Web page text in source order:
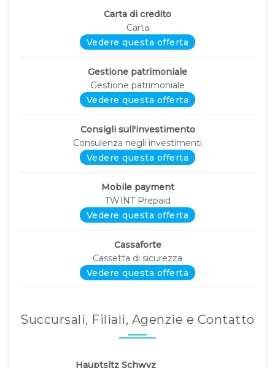
Carta di credito
Carta
Vedere questa offerta
Gestione patrimoniale
Gestione patrimoniale
Vedere questa offerta
Consigli sull'investimento
Consulenza negli investimenti
Vedere questa offerta
Mobile payment
TWINT Prepaid
Vedere questa offerta
Cassaforte
Cassetta di sicurezza
Vedere questa offerta
Succursali, Filiali, Agenzie e Contatto
Hauptsitz Schwyz